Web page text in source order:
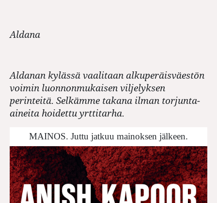
Aldana
Aldanan kylässä vaalitaan alkuperäisväestön
voimin luonnonmukaisen viljelyksen
perinteitä. Selkämme takana ilman torjunta-
aineita hoidettu yrttitarha.
MAINOS. Juttu jatkuu mainoksen jälkeen.